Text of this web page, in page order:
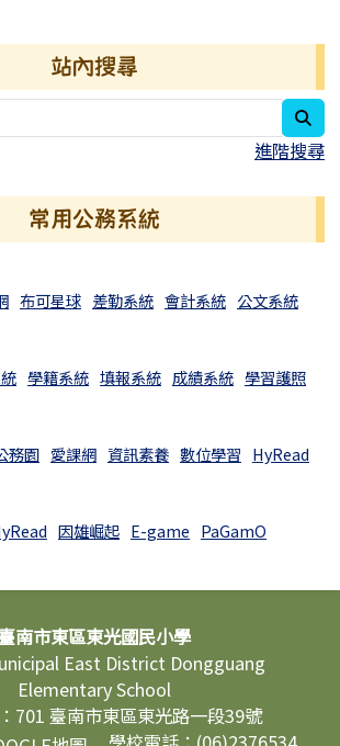
站內搜尋
進階搜尋
常用公務系統
布可星球 差勤系統 會計系統 公文系統
學籍系統 填報系統 成績系統 學習護照
務園 愛課網 資訊素養 數位學習 HyRead
因雄崛起 E-game PaGamO
南市東區東光國民小學
East District Dongguang
Elementary School
701 臺南市東區東光路一段39號